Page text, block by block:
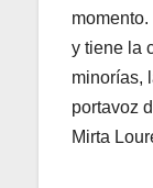
y tiene la
minorías,
portavoz
Mirta